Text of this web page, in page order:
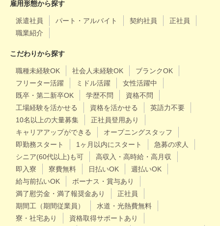
雇用形態から探す
派遣社員 パート・アルバイト 契約社員
正社員
職業紹介
こだわりから探す
職種未経験OK 社会人未経験OK
ブランクOK
フリーター活躍
ミドル活躍
女性活躍中
既卒・第二新卒OK
学歴不問
資格不問
工場経験を活かせる
資格を活かせる
英語力不要
10名以上の大量募集
正社員登用あり
キャリアアップができる
オープニングスタッフ
即勤務スタート
1ヶ月以内にスタート
急募の求人
シニア(60代以上)も可
高収入・高時給・高月収
即入寮
寮費無料 日払いOK
週払いOK
給与前払いOK
ボーナス・賞与あり
満了慰労金・満了報奨金あり
正社員
期間工（期間従業員）
水道・光熱費無料
寮・社宅あり
資格取得サポートあり